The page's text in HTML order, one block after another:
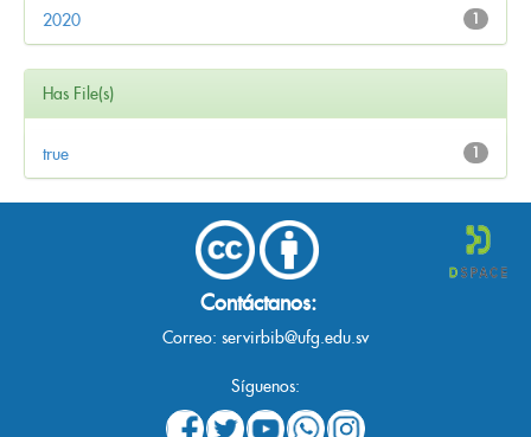
1
2020
Has File(s)
1
true
Contáctanos:
Correo: servirbib@ufg.edu.sv
Síguenos: